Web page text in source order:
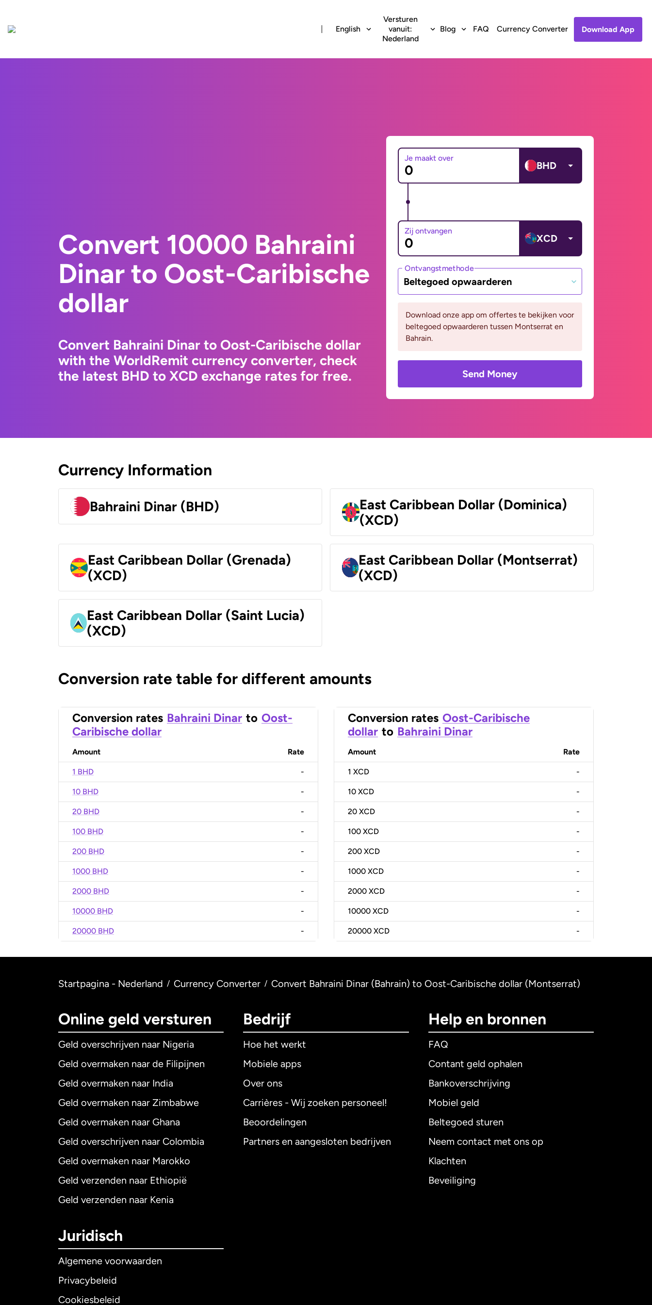
English
Versturen
vanuit:
Nederland
Blog FAQ Currency Converter Download App
Convert 10000 Bahraini
Dinar to Oost-Caribische
dollar
Convert Bahraini Dinar to Oost-Caribische dollar
with the WorldRemit currency converter, check
the latest BHD to XCD exchange rates for free.
Je maakt over
BHD
Zij ontvangen
XCD
Ontvangstmethode
Beltegoed opwaarderen
Download onze app om offertes te bekijken voor
beltegoed opwaarderen tussen Montserrat en
Bahrain.
Send Money
Currency Information
Bahraini Dinar (BHD)
East Caribbean Dollar (Dominica)
(XCD)
East Caribbean Dollar (Grenada)
(XCD)
East Caribbean Dollar (Montserrat)
(XCD)
East Caribbean Dollar (Saint Lucia)
(XCD)
Conversion rate table for different amounts
Conversion rates Bahraini Dinar to Oost-
Caribische dollar
Amount Rate
1 BHD -
10 BHD -
20 BHD -
100 BHD -
200 BHD -
1000 BHD -
2000 BHD -
10000 BHD -
20000 BHD -
Conversion rates Oost-Caribische
dollar to Bahraini Dinar
Amount Rate
1 XCD -
10 XCD -
20 XCD -
100 XCD -
200 XCD -
1000 XCD -
2000 XCD -
10000 XCD -
20000 XCD -
Startpagina - Nederland / Currency Converter / Convert Bahraini Dinar (Bahrain) to Oost-Caribische dollar (Montserrat)
Online geld versturen
Geld overschrijven naar Nigeria
Geld overmaken naar de Filipijnen
Geld overmaken naar India
Geld overmaken naar Zimbabwe
Geld overmaken naar Ghana
Geld overschrijven naar Colombia
Geld overmaken naar Marokko
Geld verzenden naar Ethiopië
Geld verzenden naar Kenia
Bedrijf
Hoe het werkt
Mobiele apps
Over ons
Carrières - Wij zoeken personeel!
Beoordelingen
Partners en aangesloten bedrijven
Help en bronnen
FAQ
Contant geld ophalen
Bankoverschrijving
Mobiel geld
Beltegoed sturen
Neem contact met ons op
Klachten
Beveiliging
Juridisch
Algemene voorwaarden
Privacybeleid
Cookiesbeleid